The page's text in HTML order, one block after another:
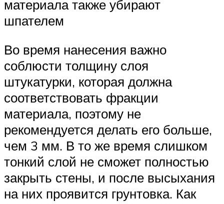
материала также убирают
шпателем
Во время нанесения важно
соблюсти толщину слоя
штукатурки, которая должна
соответствовать фракции
материала, поэтому не
рекомендуется делать его больше,
чем 3 мм. В то же время слишком
тонкий слой не сможет полностью
закрыть стены, и после высыхания
на них проявится грунтовка. Как